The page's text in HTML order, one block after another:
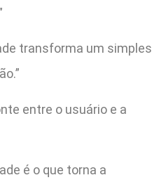
transforma um simples
entre o usuário e a
é o que torna a